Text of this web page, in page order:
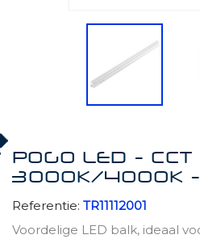
POGO LED - CCT
3000K/4000K -
Referentie: TR11112001
Voordelige LED balk, ideaal